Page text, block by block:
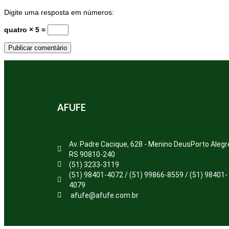
Digite uma resposta em números:
quatro × 5 =
AFUFE
Av. Padre Cacique, 628 - Menino DeusPorto
RS 90810-240
(51) 3233-3119
(51) 98401-4072 / (51) 99866-8559 / (51) 98401-
4079
afufe@afufe.com.br